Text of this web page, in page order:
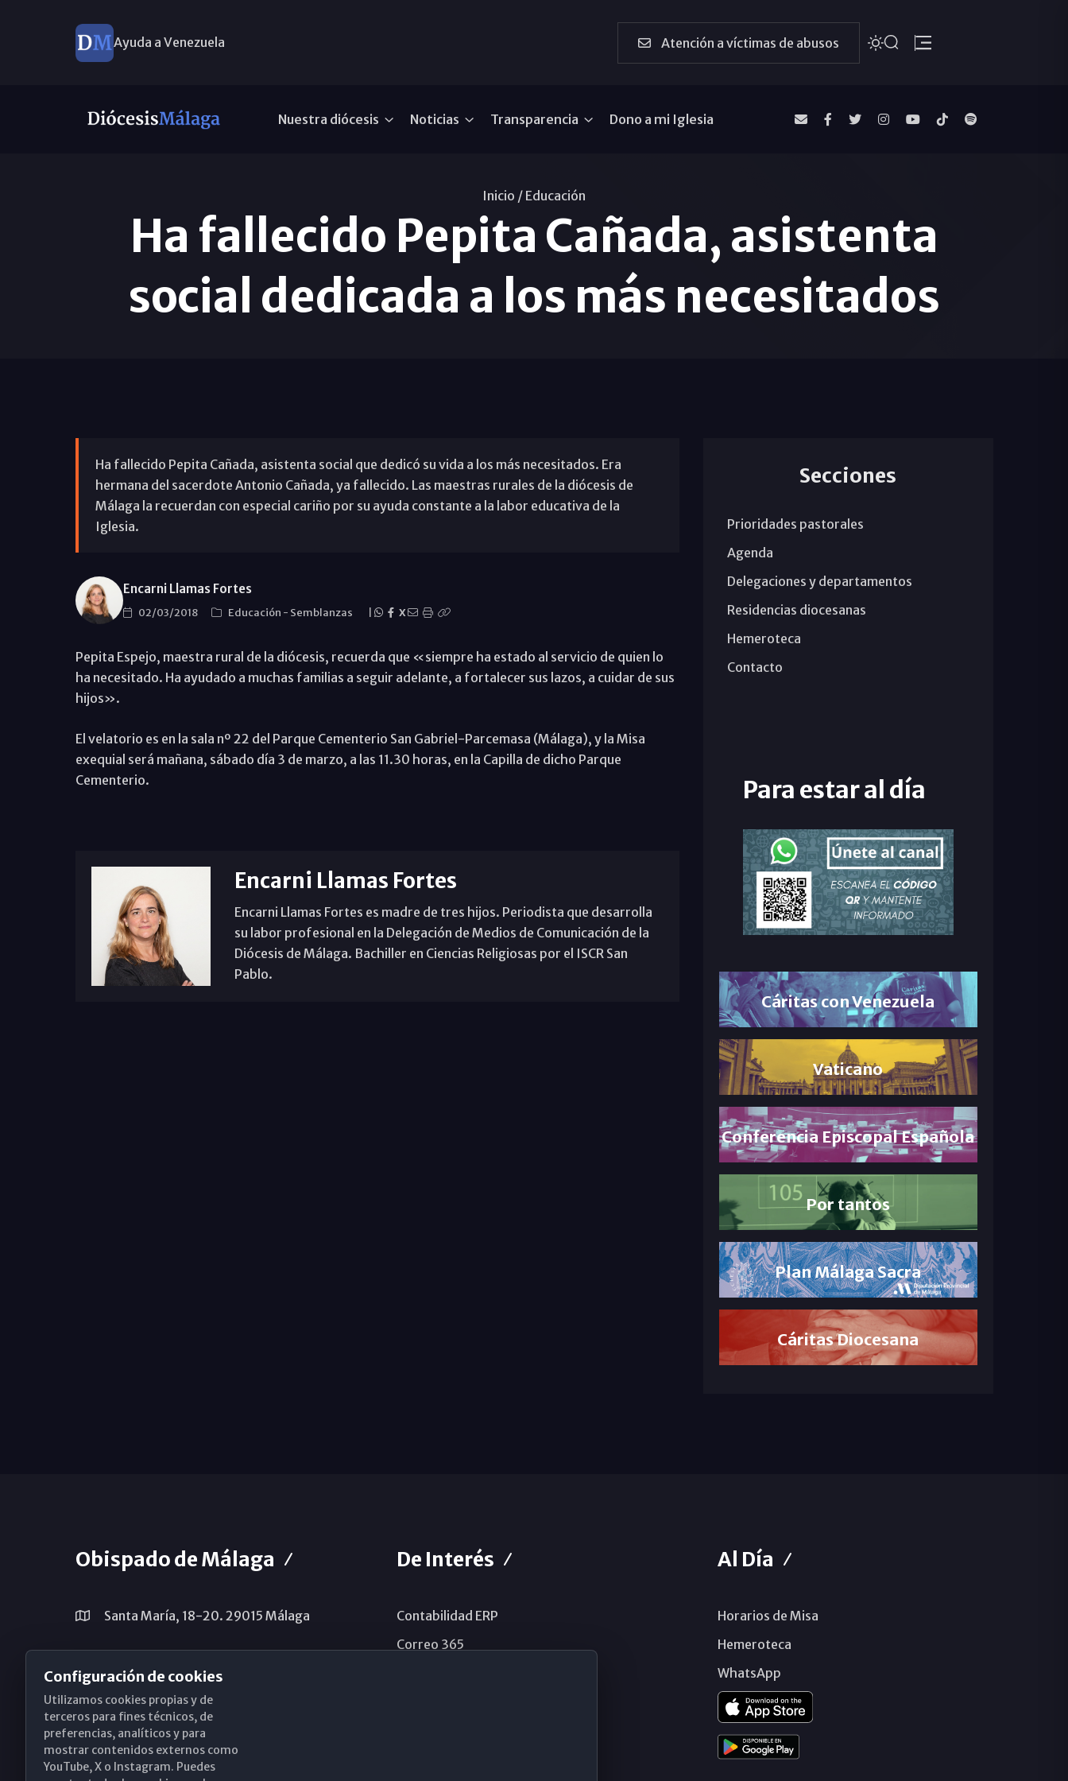
Ayuda a Venezuela Atención a víctimas de abusos
Nuestra diócesis Noticias Transparencia Dono a mi Iglesia
Inicio / Educación
Ha fallecido Pepita Cañada, asistenta
social dedicada a los más necesitados
Ha fallecido Pepita Cañada, asistenta social que dedicó su vida a los más necesitados. Era
hermana del sacerdote Antonio Cañada, ya fallecido. Las maestras rurales de la diócesis de
Málaga la recuerdan con especial cariño por su ayuda constante a la labor educativa de la
Iglesia.
Encarni Llamas Fortes
02/03/2018 Educación - Semblanzas X
Pepita Espejo, maestra rural de la diócesis, recuerda que «siempre ha estado al servicio de quien lo
ha necesitado. Ha ayudado a muchas familias a seguir adelante, a fortalecer sus lazos, a cuidar de sus
hijos».
El velatorio es en la sala nº 22 del Parque Cementerio San Gabriel-Parcemasa (Málaga), y la Misa
exequial será mañana, sábado día 3 de marzo, a las 11.30 horas, en la Capilla de dicho Parque
Cementerio.
Encarni Llamas Fortes
Encarni Llamas Fortes es madre de tres hijos. Periodista que desarrolla
su labor profesional en la Delegación de Medios de Comunicación de la
Diócesis de Málaga. Bachiller en Ciencias Religiosas por el ISCR San
Pablo.
Secciones
Prioridades pastorales
Agenda
Delegaciones y departamentos
Residencias diocesanas
Hemeroteca
Contacto
Para estar al día
Cáritas con Venezuela
Vaticano
Conferencia Episcopal Española
Por tantos
Plan Málaga Sacra
Cáritas Diocesana
Obispado de Málaga
Santa María, 18-20. 29015 Málaga
(+34) 952 224 386
obispado@diocesismalaga.es
De Interés
Contabilidad ERP
Correo 365
Al Día
Horarios de Misa
Hemeroteca
WhatsApp
Configuración de cookies
Utilizamos cookies propias y de
terceros para fines técnicos, de
preferencias, analíticos y para
mostrar contenidos externos como
YouTube, X o Instagram. Puedes